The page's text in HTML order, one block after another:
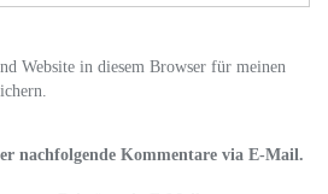
Website in diesem Browser für meinen
nachfolgende Kommentare via E-Mail.